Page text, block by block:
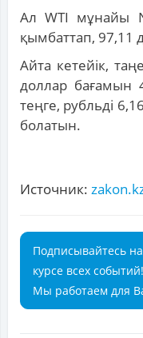
Ал WTI мұнайы
қымбаттап, 97,11
Айта кетейік,
доллар бағамын
теңге, рубльді
болатын.
Источник:
Подписывайтесь
курсе всех событий!
Мы работаем для